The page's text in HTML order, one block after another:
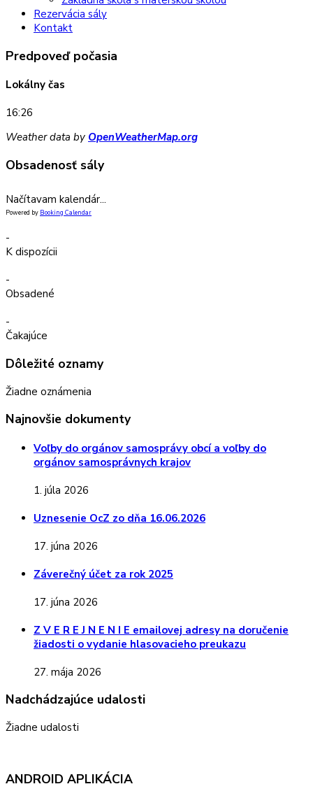
Rezervácia sály
Kontakt
Predpoveď počasia
Lokálny čas
16:26
Weather data by OpenWeatherMap.org
Obsadenosť sály
Načítavam kalendár...
Powered by Booking Calendar
-
K dispozícii
-
Obsadené
-
Čakajúce
Dôležité oznamy
Žiadne oznámenia
Najnovšie dokumenty
Voľby do orgánov samosprávy obcí a voľby do
orgánov samosprávnych krajov
1. júla 2026
Uznesenie OcZ zo dňa 16.06.2026
17. júna 2026
Záverečný účet za rok 2025
17. júna 2026
Z V E R E J N E N I E emailovej adresy na doručenie
žiadosti o vydanie hlasovacieho preukazu
27. mája 2026
Nadchádzajúce udalosti
Žiadne udalosti
ANDROID APLIKÁCIA